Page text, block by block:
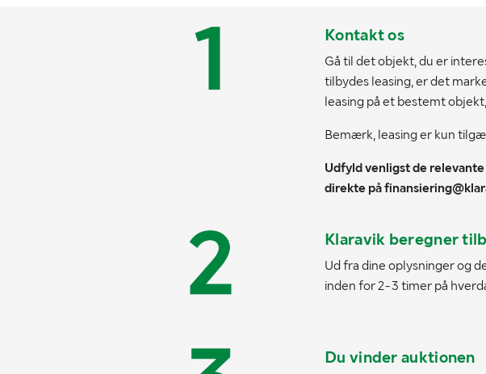
Kontakt os
Gå til det objekt, du er
tilbydes leasing, er det
leasing på et bestemt
Bemærk, leasing er kun
Udfyld venligst de
direkte på
Klaravik beregner
Ud fra dine oplysninger og
inden for 2-3 timer på
Du vinder auktionen